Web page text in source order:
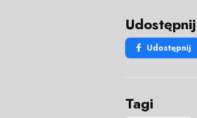
Udostępnij
Udostępnij
Tagi